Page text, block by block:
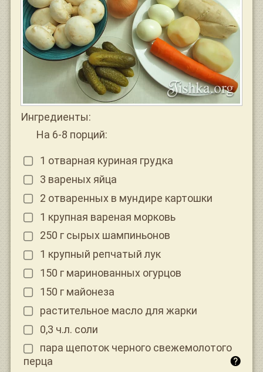
Ингредиенты:
На 6-8 порций:
1 отварная куриная грудка
3 вареных яйца
2 отваренных в мундире картошки
1 крупная вареная морковь
250 г сырых шампиньонов
1 крупный репчатый лук
150 г маринованных огурцов
150 г майонеза
растительное масло для жарки
0,3 ч.л. соли
пара щепоток черного свежемолотого
перца